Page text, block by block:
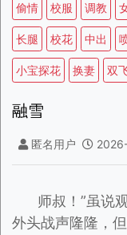
偷情 校服 调教
长腿 校花 中出
小宝探花 换妻 双
融雪
匿名用户
师叔！”虽说
外头战声隆隆，